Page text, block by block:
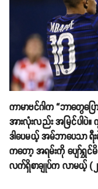
ကာမာဗင်ဂါက “ဘာတွေပြ
အားလုံးလည်း အမြင်ပါပဲ။
ဒါပေမယ့် အမ်ဘာပေသာ
ကတော့ အရမ်းကို ပျော်ရွှင်မိ
လက်ရှိစာချုပ်က လာမယ့် (၂